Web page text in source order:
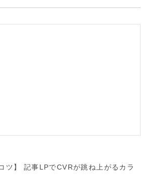
ツ】 記事LPでCVRが跳ね上がるカラ